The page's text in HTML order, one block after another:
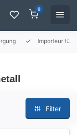
0
Importeur für
Filter